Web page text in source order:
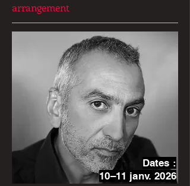
arrangement
Dates :
10–11 janv. 2026